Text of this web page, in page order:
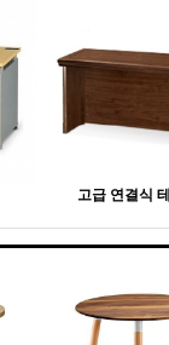
고급 연결식